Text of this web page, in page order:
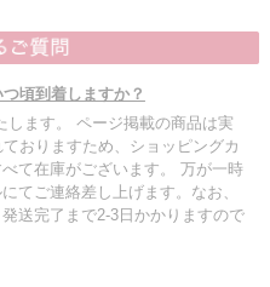
頃到着しますか？
します。 ページ掲載の商品は実
おりますため、ショッピングカ
て在庫がございます。 万が一時
てご連絡差し上げます。なお、
送完了まで2-3日かかりますので